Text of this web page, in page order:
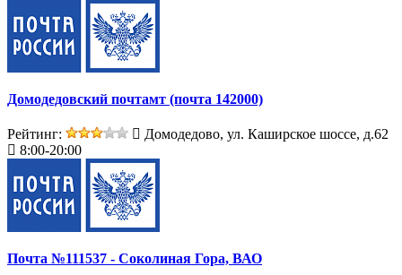
Домодедовский почтамт (почта 142000)
Рейтинг:
Домодедово, ул. Каширское шоссе, д.62
8:00-20:00
Почта №111537 - Соколиная Гора, ВАО